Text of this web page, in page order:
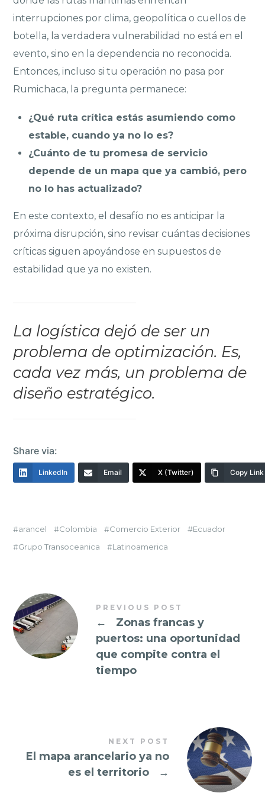
interrupciones por clima, geopolítica o cuellos de
botella, la verdadera vulnerabilidad no está en el
evento, sino en la dependencia no reconocida.
Entonces, incluso si tu operación no pasa por
Rumichaca, la pregunta permanece:
¿Qué ruta crítica estás asumiendo como
estable, cuando ya no lo es?
¿Cuánto de tu promesa de servicio
depende de un mapa que ya cambió, pero
no lo has actualizado?
En este contexto, el desafío no es anticipar la
próxima disrupción, sino revisar cuántas decisiones
críticas siguen apoyándose en supuestos de
estabilidad que ya no existen.
La logística dejó de ser un
problema de optimización. Es,
cada vez más, un problema de
diseño estratégico.
Share via:
LinkedIn Email X (Twitter) Copy Link
arancel Colombia Comercio Exterior
Ecuador
Grupo Transoceanica
Latinoamerica
PREVIOUS POST
←
Zonas francas y
puertos: una oportunidad
que compite contra el
tiempo
NEXT POST
El mapa arancelario ya no
es el territorio
→